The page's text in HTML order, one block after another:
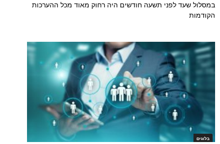
במסלול שעד לפני תשעה חודשים היה רחוק מאוד מכל ההערכות
הקודמות
בלוגים